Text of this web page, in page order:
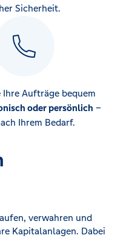
Sicherheit.
Ihre Aufträge bequem
oder persönlich –
Ihrem Bedarf.
verwahren und
Kapitalanlagen. Dabei